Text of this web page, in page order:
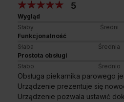
5
Wygląd
Słaby
Średni
Funkcjonalność
Słaba
Średnia
Prostota obsługi
Słabo
Średnio
Obsługa piekarnika parowego
Urządzenie prezentuje się
Urządzenie pozwala ustawić